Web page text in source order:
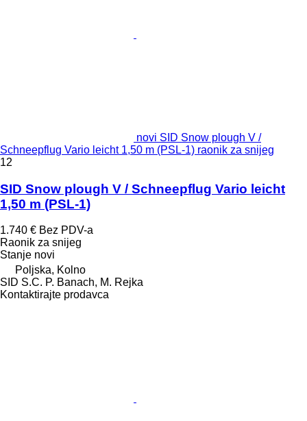
novi SID Snow plough V /
Schneepflug Vario leicht 1,50 m (PSL-1) raonik za snijeg
12
SID Snow plough V / Schneepflug Vario leicht
1,50 m (PSL-1)
1.740 € Bez PDV-a
Raonik za snijeg
Stanje novi
Poljska, Kolno
SID S.C. P. Banach, M. Rejka
Kontaktirajte prodavca